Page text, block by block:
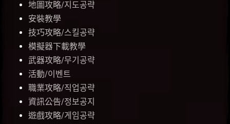
地圖攻略/지도공략
安裝教學
技巧攻略/스킬공략
模擬器下載教學
武器攻略/무기공략
活動/이벤트
職業攻略/직업공략
資訊公告/정보공지
遊戲攻略/게임공략